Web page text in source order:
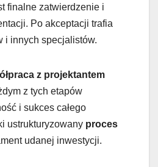
finalne zatwierdzenie i
Po akceptacji trafia
i innych specjalistów.
z projektantem
z tych etapów
i sukces całego
ustrukturyzowany proces
udanej inwestycji.